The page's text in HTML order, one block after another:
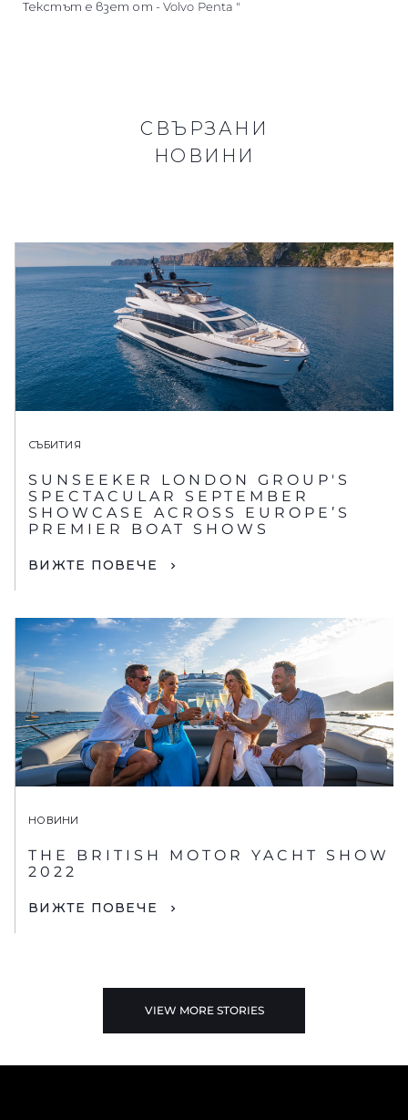
Текстът е взет от - Volvo Penta "
СВЪРЗАНИ
НОВИНИ
СЪБИТИЯ
SUNSEEKER LONDON GROUP'S
SPECTACULAR SEPTEMBER
SHOWCASE ACROSS EUROPE’S
PREMIER BOAT SHOWS
ВИЖТЕ ПОВЕЧЕ
НОВИНИ
THE BRITISH MOTOR YACHT SHOW
2022
ВИЖТЕ ПОВЕЧЕ
VIEW MORE STORIES